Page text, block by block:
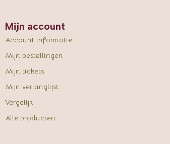
Mijn account
Account informatie
Mijn bestellingen
Mijn tickets
Mijn verlanglijst
Vergelijk
Alle producten